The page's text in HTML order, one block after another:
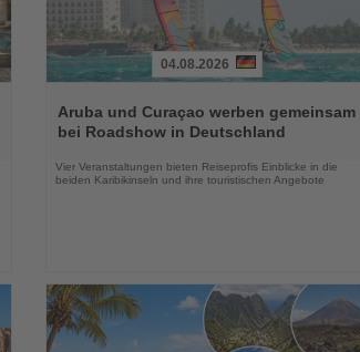
Sie
die
04.08.2026
Aruba und Curaçao werben gemeinsam
bei Roadshow in Deutschland
Vier Veranstaltungen bieten Reiseprofis Einblicke in die
beiden Karibikinseln und ihre touristischen Angebote